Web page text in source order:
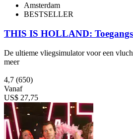
Amsterdam
BESTSELLER
THIS IS HOLLAND:
De ultieme vliegsimulator voor een
meer
4,7 (650)
Vanaf
US$ 27,75